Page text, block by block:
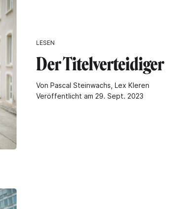
LESEN
Der Titelverteidiger
Von Pascal Steinwachs, Lex Kleren
Veröffentlicht am 29. Sept. 2023